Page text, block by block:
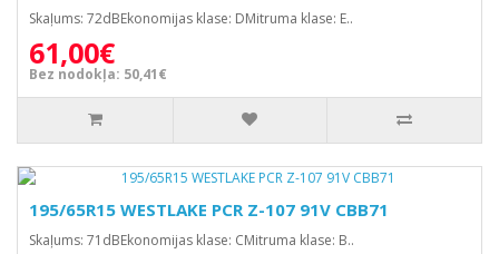
Skaļums: 72dBEkonomijas klase: DMitruma klase: E..
61,00€
Bez nodokļa: 50,41€
195/65R15 WESTLAKE PCR Z-107 91V CBB71
Skaļums: 71dBEkonomijas klase: CMitruma klase: B..